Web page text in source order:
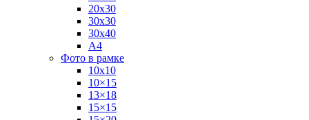
20х30
30х30
30х40
А4
Фото в рамке
10х10
10×15
13×18
15×15